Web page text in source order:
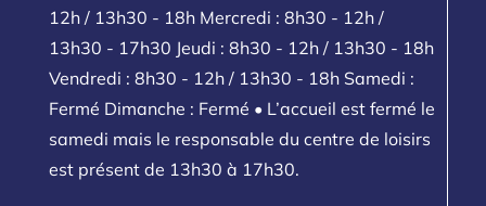
12h / 13h30 - 18h Mercredi : 8h30 - 12h /
13h30 - 17h30 Jeudi : 8h30 - 12h / 13h30 - 18h
Vendredi : 8h30 - 12h / 13h30 - 18h Samedi :
Fermé Dimanche : Fermé • L’accueil est fermé le
samedi mais le responsable du centre de loisirs
est présent de 13h30 à 17h30.